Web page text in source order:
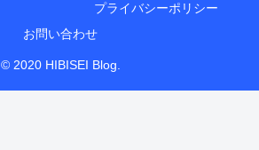
プライバシーポリシー
お問い合わせ
© 2020 HIBISEI Blog.